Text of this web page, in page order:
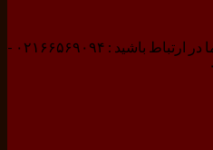
از طریق شماره تلفن های زیر با ما در ارتباط باشید : ۰۲۱۶۶۵۶۹۰۹۴ -